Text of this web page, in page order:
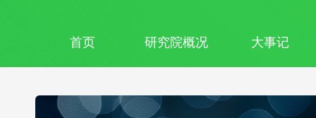
首页 研究院概况 大事记